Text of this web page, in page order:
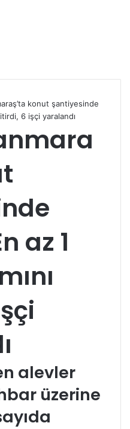
konut şantiyesinde
6 işçi yaralandı
az 1
alevler
üzerine